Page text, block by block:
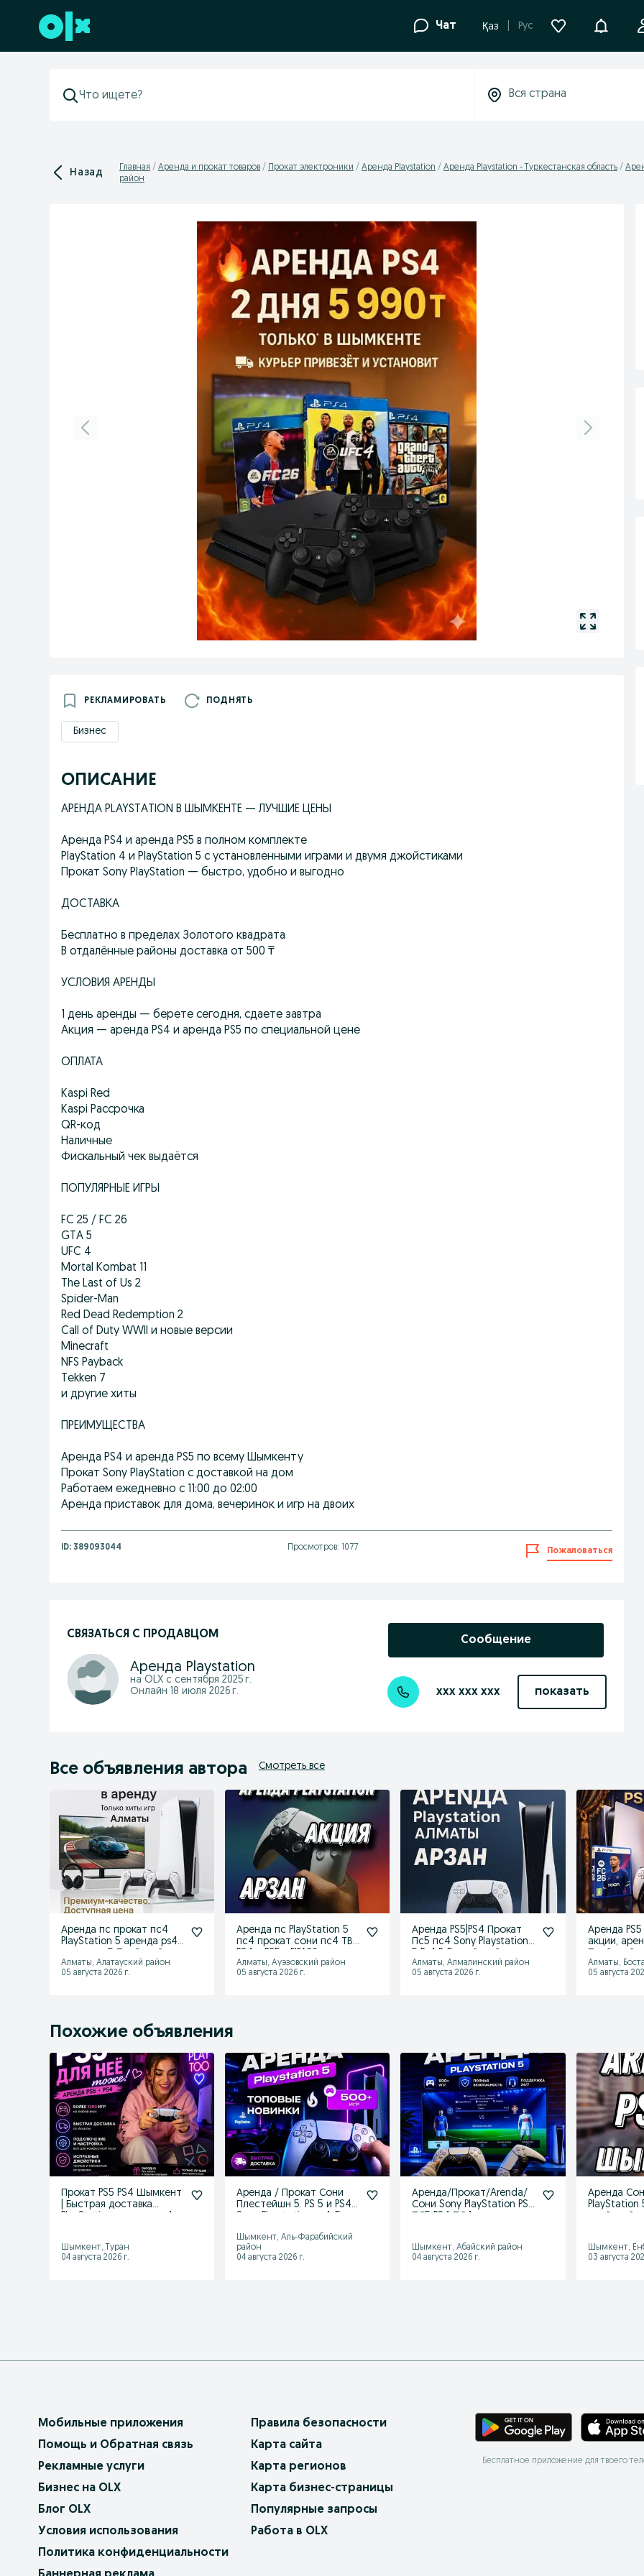
Перейти к нижнему колонтитулу Чат Қаз Рус
Назад Главная Аренда и прокат товаров Прокат электроники Аренда Playstation Аренда Playstation - Туркестанская область
район
РЕКЛАМИРОВАТЬ ПОДНЯТЬ
Бизнес
ОПИСАНИЕ
АРЕНДА PLAYSTATION В ШЫМКЕНТЕ — ЛУЧШИЕ ЦЕНЫ
Аренда PS4 и аренда PS5 в полном комплекте
PlayStation 4 и PlayStation 5 с установленными играми и двумя джойстиками
Прокат Sony PlayStation — быстро, удобно и выгодно
ДОСТАВКА
Бесплатно в пределах Золотого квадрата
В отдалённые районы доставка от 500 ₸
УСЛОВИЯ АРЕНДЫ
1 день аренды — берете сегодня, сдаете завтра
Акция — аренда PS4 и аренда PS5 по специальной цене
ОПЛАТА
Kaspi Red
Kaspi Рассрочка
QR-код
Наличные
Фискальный чек выдаётся
ПОПУЛЯРНЫЕ ИГРЫ
FC 25 / FC 26
GTA 5
UFC 4
Mortal Kombat 11
The Last of Us 2
Spider-Man
Red Dead Redemption 2
Call of Duty WWII и новые версии
Minecraft
NFS Payback
Tekken 7
и другие хиты
ПРЕИМУЩЕСТВА
Аренда PS4 и аренда PS5 по всему Шымкенту
Прокат Sony PlayStation с доставкой на дом
Работаем ежедневно с 11:00 до 02:00
Аренда приставок для дома, вечеринок и игр на двоих
ID: 389093044 Просмотров: 1077 Пожаловаться
СВЯЗАТЬСЯ С ПРОДАВЦОМ
Аренда Playstation
на OLX с сентября 2025 г.
Онлайн 18 июля 2026 г.
Сообщение
xxx xxx xxx показать
Все объявления автора Смотреть все
Аренда пс прокат пс4
PlayStation 5 аренда ps4
Алматы, Алатауский район
05 августа 2026 г.
Аренда пс PlayStation 5
пс4 прокат сони пс4 ТВ
Алматы, Ауэзовский район
05 августа 2026 г.
Аренда PS5|PS4 Прокат
Пс5 пс4 Sony Playstation
Алматы, Алмалинский район
05 августа 2026 г.
Аренда
акции,
Алматы,
05 августа
Похожие объявления
Прокат PS5 PS4 Шымкент
| Быстрая доставка
Шымкент, Туран
04 августа 2026 г.
Аренда / Прокат Сони
Плестейшн 5. PS 5 и PS4
Шымкент, Аль-Фарабийский
район
04 августа 2026 г.
Аренда/Прокат/Arenda/
Сони Sony PlayStation PS5
Шымкент, Абайский район
04 августа 2026 г.
Аренда
PlayStation
Шымкент,
03 августа
Мобильные приложения
Помощь и Обратная связь
Рекламные услуги
Бизнес на OLX
Блог OLX
Условия использования
Политика конфиденциальности
Правила безопасности
Карта сайта
Карта регионов
Карта бизнес-страницы
Популярные запросы
Работа в OLX
Бесплатное приложение для твоего